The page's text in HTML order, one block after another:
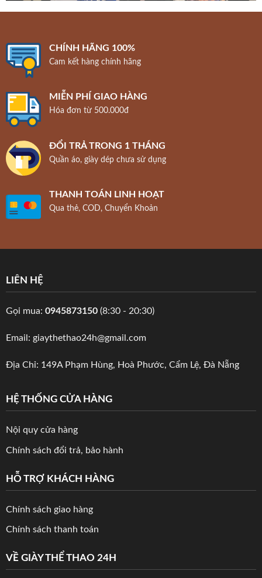
CHÍNH HÃNG 100%
Cam kết hàng chính hãng
MIỄN PHÍ GIAO HÀNG
Hóa đơn từ 500.000đ
ĐỔI TRẢ TRONG 1 THÁNG
Quần áo, giày dép chưa sử dụng
THANH TOÁN LINH HOẠT
Qua thẻ, COD, Chuyển Khoản
LIÊN HỆ
Gọi mua: 0945873150(8:30 - 20:30)
Email: giaythethao24h@gmail.com
Địa Chỉ: 149A Phạm Hùng, Hoà Phước, Cẩm Lệ, Đà Nẵng
HỆ THỐNG CỬA HÀNG
Nội quy cửa hàng
Chính sách đổi trả, bảo hành
HỖ TRỢ KHÁCH HÀNG
Chính sách giao hàng
Chính sách thanh toán
VỀ GIÀY THỂ THAO 24H